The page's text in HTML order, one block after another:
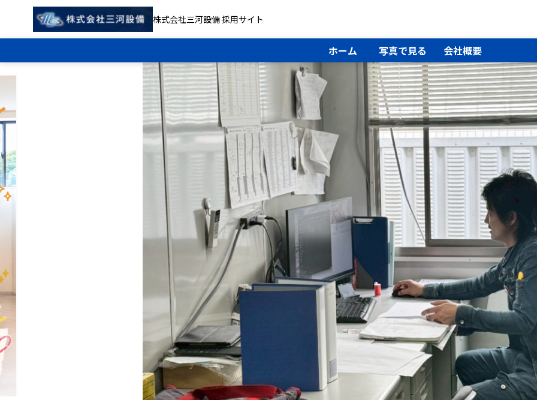
株式会社三河設備 採用サイト
ホーム 写真で見る 会社概要